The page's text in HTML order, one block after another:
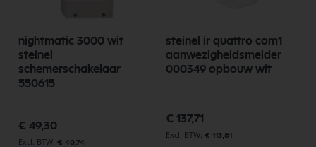
nightmatic 3000 wit
steinel
schemerschakelaar
550615
€ 49,30
€ 40,74
steinel ir quattro com1
aanwezigheidsmelder
000349 opbouw wit
€ 137,71
€ 113,81